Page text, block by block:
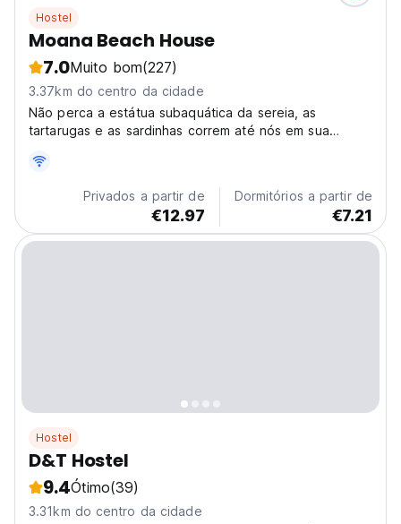
Hostel
Moana Beach House
7.0Muito bom(227)
3.37km do centro da cidade
Não perca a estátua subaquática da sereia, as
tartarugas e as sardinhas correm até nós em sua
Privados a partir de
€12.97
Dormitórios a partir de
€7.21
Hostel
D&T Hostel
9.4Ótimo(39)
3.31km do centro da cidade